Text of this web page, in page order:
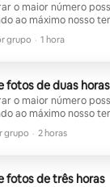
o maior número
ao máximo nosso
coleção completa
editadas,
grupo
grupo · 1 hora
fotos de duas horas
o maior número
ao máximo nosso
coleção completa
editadas,
grupo
grupo · 2 horas
fotos de três horas